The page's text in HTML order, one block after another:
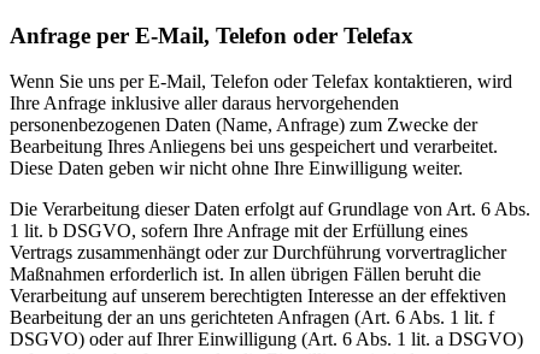
Anfrage per E-Mail, Telefon oder Telefax
Wenn Sie uns per E-Mail, Telefon oder Telefax kontaktieren, wird
Ihre Anfrage inklusive aller daraus hervorgehenden
personenbezogenen Daten (Name, Anfrage) zum Zwecke der
Bearbeitung Ihres Anliegens bei uns gespeichert und verarbeitet.
Diese Daten geben wir nicht ohne Ihre Einwilligung weiter.
Die Verarbeitung dieser Daten erfolgt auf Grundlage von Art. 6 Abs.
1 lit. b DSGVO, sofern Ihre Anfrage mit der Erfüllung eines
Vertrags zusammenhängt oder zur Durchführung vorvertraglicher
Maßnahmen erforderlich ist. In allen übrigen Fällen beruht die
Verarbeitung auf unserem berechtigten Interesse an der effektiven
Bearbeitung der an uns gerichteten Anfragen (Art. 6 Abs. 1 lit. f
DSGVO) oder auf Ihrer Einwilligung (Art. 6 Abs. 1 lit. a DSGVO)